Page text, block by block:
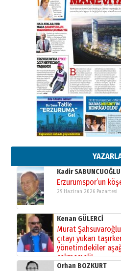
SEÇİYORSUNUZ…
ATATÜRK
28 Temmuz 2026 Salı
Ahmet Gökhan
Ahmed Yesevi’den
”Reisimiz” idi…
26 Mart 2026 Perşembe
Cem Bakırcı
Ardında bıraktığı
gönül adamı Faruk
13 Mayıs 2026 Çarşamba
Esat BİNDESEN
Başkan
bir vizyon proje
02 Ağustos 2026 Pazar
Kadir SABUNCUOĞLU
Erzurumspor’un
29 Haziran 2026 Pazartesi
Kenan GÜLERCİ
Murat Şahsuvaroğlu
çıtayı yukarı
yönetimdekiler
çekmemeli!
17 Şubat 2026 SalıOrhan BOZKURT